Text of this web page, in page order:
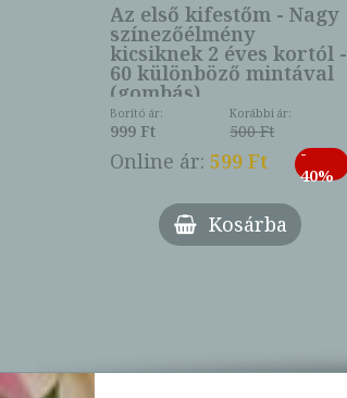
Az első kifestőm - Nagy
színezőélmény
kicsiknek 2 éves kortól -
60 különböző mintával
(gombás)
Borító ár:
999 Ft
Korábbi ár:
500 Ft
Online ár: 599 Ft
-
40%
Kosárba